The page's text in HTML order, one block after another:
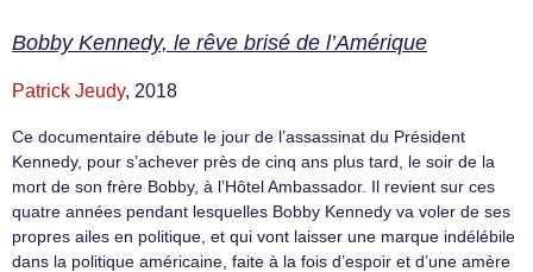
Bobby Kennedy, le rêve brisé de l’Amérique
Patrick Jeudy, 2018
Ce documentaire débute le jour de l’assassinat du Président
Kennedy, pour s’achever près de cinq ans plus tard, le soir de la
mort de son frère Bobby, à l’Hôtel Ambassador. Il revient sur ces
quatre années pendant lesquelles Bobby Kennedy va voler de ses
propres ailes en politique, et qui vont laisser une marque indélébile
dans la politique américaine, faite à la fois d’espoir et d’une amère